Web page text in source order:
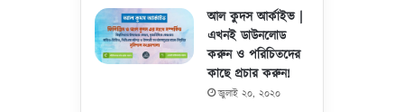
আল কুদস আর্কাইভ |
এখনই ডাউনলোড
করুন ও পরিচিতদের
কাছে প্রচার করুন!
জুলাই ২০, ২০২০